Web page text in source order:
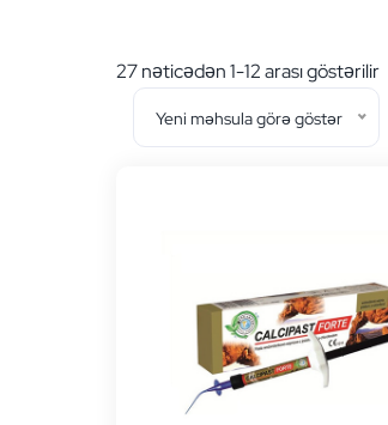
27 nəticədən 1-12 arası göstərilirEn
Yeni məhsula görə göstər